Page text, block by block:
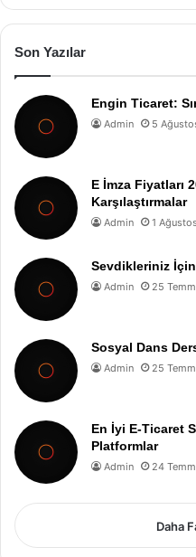
Son Yazılar
Engin Ticaret:
Admin 5
E İmza Fiyatları
Karşılaştırmalar
Admin 1
Sevdikleriniz
Admin 25
Sosyal Dans
Admin 25
En İyi E-Ticaret
Platformlar
Admin 24
Daha